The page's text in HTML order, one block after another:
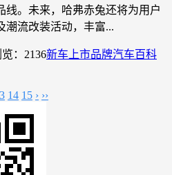
线。未来，哈弗赤兔还将为用户
潮流改装活动，丰富...
览：2136新车上市品牌汽车百科
14 15 › ››